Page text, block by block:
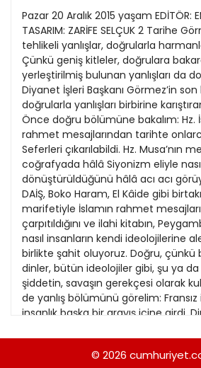
Evleniyoruz
Güney Dogu
Kitap Eki
Özel Ekler
Özel Okullar
Sevgililer Günü
Siyaset Eki
Sürdürülebilir yaşam
Turizm Eki
Yerel Yönetimler
1991
1990
1989
1988
1987
1986
1985
1984
1983
1982
1981
1980
19
20
21
22
23
24
25
26
27
28
29
30
31
11
12
13
14
15
16
17
18
20
21
22
23
Pazar 20 Aralık 2015 yaşam EDİTÖR:
TASARIM: ZARİFE SELÇUK 2 Tarihe
tehlikeli yanlışlar, doğrularla
Çünkü geniş kitleler, doğrulara
yerleştirilmiş bulunan yanlışları da
Diyanet İşleri Başkanı Görmez’in
doğrularla yanlışları birbirine
Önce doğru bölümüne bakalım: Hz.
rahmet mesajlarından tarihte
Seferleri çıkarılabildi. Hz. Musa’nın
coğrafyada hâlâ Siyonizm eliyle
dönüştürüldüğünü hâlâ acı acı
DAİŞ, Boko Haram, El Kâide gibi
marifetiyle İslamın rahmet
çarpıtıldığını ve ilahi kitabın,
nasıl insanların kendi ideolojilerine
birlikte şahit oluyoruz. Doğru, çünkü
dinler, bütün ideolojiler gibi, şu ya
şiddetin, savaşın gerekçesi olarak
de yanlış bölümünü görelim:
insanlık başka bir arayış içine girdi.
dinlerden kaynaklanan şiddeti de
dünyayı topyekun bir savaşın içine
© 2026